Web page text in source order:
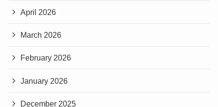
April 2026
March 2026
February 2026
January 2026
December 2025